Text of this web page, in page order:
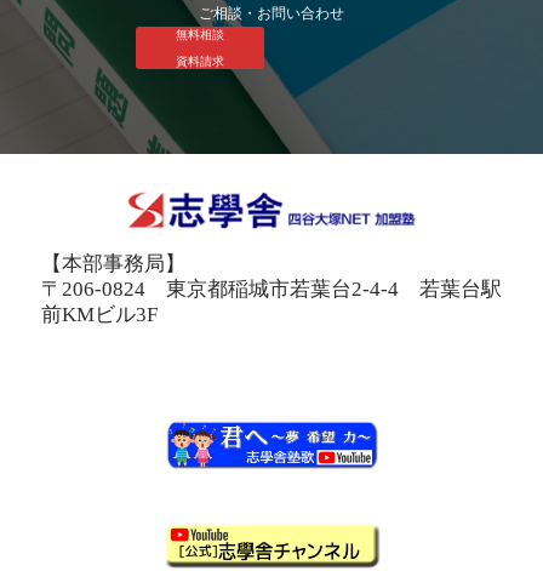
ご相談・お問い合わせ
無料相談
資料請求
【本部事務局】
〒206-0824 東京都稲城市若葉台2-4-4 若葉台駅
前KMビル3F